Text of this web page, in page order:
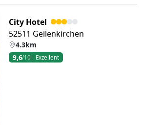
City Hotel
52511 Geilenkirchen
4.3km
9,6/10 Exzellent